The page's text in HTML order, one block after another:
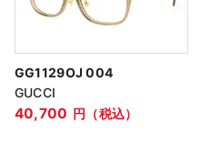
GG1129OJ 004
GUCCI
40,700 円（税込）